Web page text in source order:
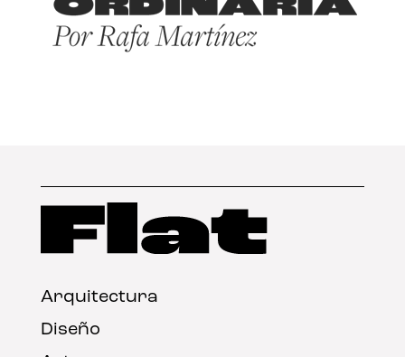
Arquitectura
Diseño